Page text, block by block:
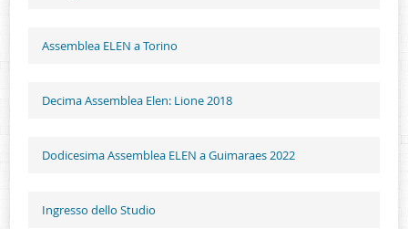
Assemblea ELEN a Torino
Decima Assemblea Elen: Lione 2018
Dodicesima Assemblea ELEN a Guimaraes 2022
Ingresso dello Studio